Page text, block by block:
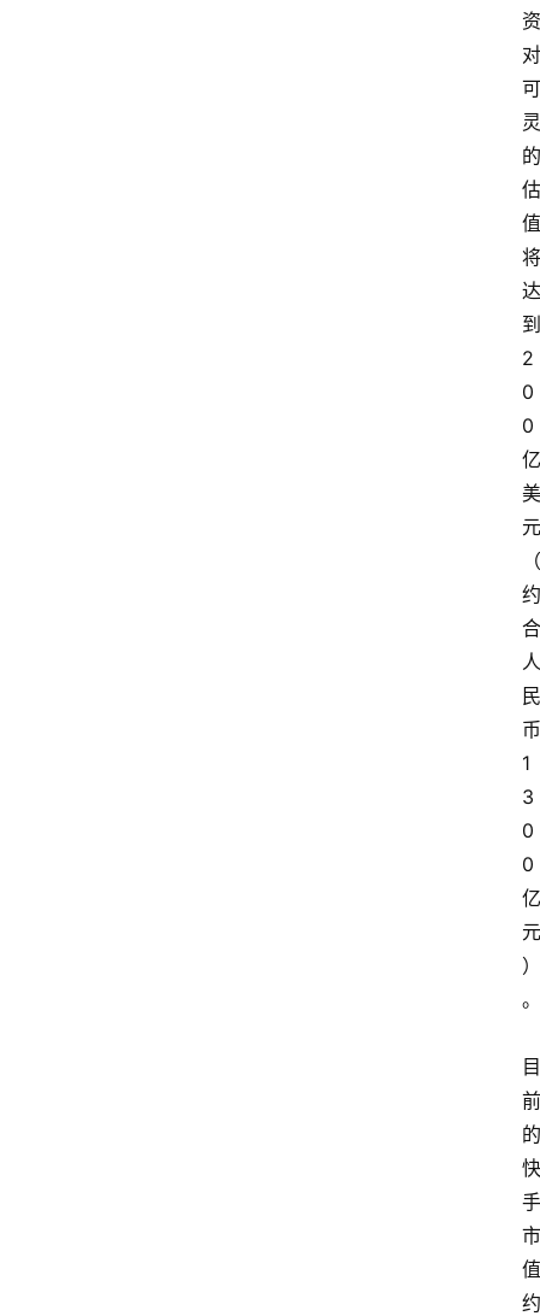
资
对
可
灵
的
估
值
将
达
到
2
0
0
亿
美
元
（
约
合
人
民
币
1
3
0
0
亿
元
）
。
目
前
的
快
手
市
值
约